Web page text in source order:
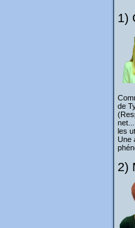
1)
de
les
Une
2)